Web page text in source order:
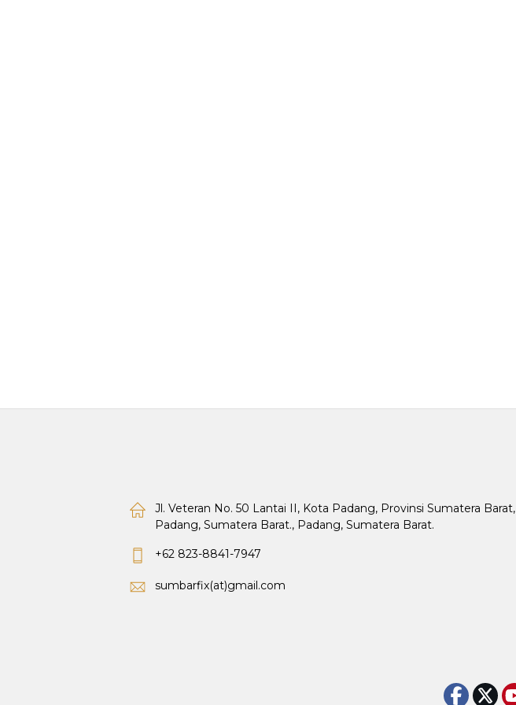
Jl. Veteran No. 50 Lantai II, Kota Padang, Provinsi Sumatera Barat,
Padang, Sumatera Barat., Padang, Sumatera Barat.
+62 823-8841-7947
sumbarfix(at)gmail.com